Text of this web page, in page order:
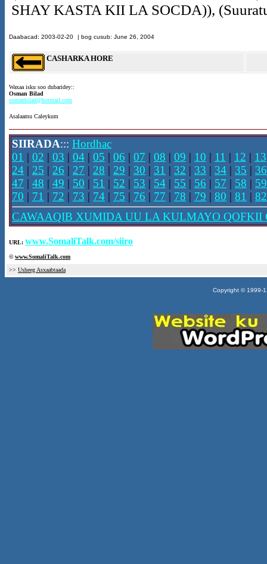
SHAY KASTA KII LA SOCDA)),
Daabacad: 2003-02-20 | bog cusub: June 26, 2004
CASHARKA HORE
Waxaa isku soo dubaridey::
Osman Bilad
osmanbilad@hotmail.com
Asalaamu Caleykum
SIIRADA::: Hordhac
01 | 02 | 03 | 04 | 05 | 06 | 07 | 08 | 09 | 10 | 11 | 12 | 13
24 | 25 | 26 | 27 | 28 | 29 | 30 | 31 | 32 | 33 | 34 | 35 | 36
47 | 48 | 49 | 50 | 51 | 52 | 53 | 54 | 55 | 56 | 57 | 58 | 59
70 | 71 | 72 | 73 | 74 | 75 | 76 | 77 | 78 | 79 | 80 | 81 | 82
CAWAAQIB XUMIDA UU LA KULMAYO QOFKII
URL: www.SomaliTalk.com/siiro
©www.SomaliTalk.com
>> Usheeg Asxaabtaada
Copyright © 1999-